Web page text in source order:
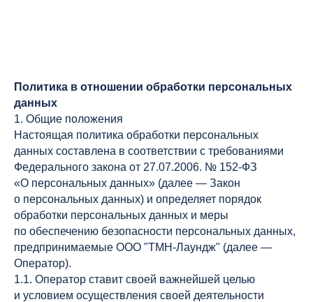
Политика в отношении обработки персональных
данных
1. Общие положения
Настоящая политика обработки персональных
данных составлена в соответствии с требованиями
Федерального закона от 27.07.2006. № 152-ФЗ
«О персональных данных» (далее — Закон
о персональных данных) и определяет порядок
обработки персональных данных и меры
по обеспечению безопасности персональных данных,
предпринимаемые ООО "ТМН-Лаундж" (далее —
Оператор).
1.1. Оператор ставит своей важнейшей целью
и условием осуществления своей деятельности